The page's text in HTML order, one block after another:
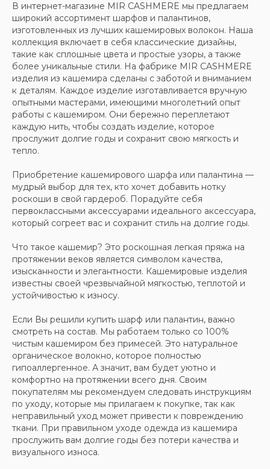
В интернет-магазине MIR CASHMERE мы предлагаем
широкий ассортимент шарфов и палантинов,
изготовленных из лучших кашемировых волокон. Наша
коллекция включает в себя классические дизайны,
такие как сплошные цвета и простые узоры, а также
более уникальные стили. На фабрике MIR CASHMERE
изделия из кашемира сделаны с заботой и вниманием
к деталям. Каждое изделие изготавливается вручную
опытными мастерами, имеющими многолетний опыт
работы с кашемиром. Они бережно переплетают
каждую нить, чтобы создать изделие, которое
прослужит долгие годы и сохранит свою мягкость и
тепло.
Приобретение кашемирового шарфа или палантина —
мудрый выбор для тех, кто хочет добавить нотку
роскоши в свой гардероб. Порадуйте себя
первоклассными аксессуарами идеального аксессуара,
который согреет вас и сохранит стиль на долгие годы.
Что такое кашемир? Это роскошная легкая пряжа на
протяжении веков является символом качества,
изысканности и элегантности. Кашемировые изделия
известны своей чрезвычайной мягкостью, теплотой и
устойчивостью к износу.
Если Вы решили купить шарф или палантин, важно
смотреть на состав. Мы работаем только со 100%
чистым кашемиром без примесей. Это натуральное
органическое волокно, которое полностью
гипоаллергенное. А значит, вам будет уютно и
комфортно на протяжении всего дня. Своим
покупателям мы рекомендуем следовать инструкциям
по уходу, которые мы прилагаем к покупке, так как
неправильный уход может привести к повреждению
ткани. При правильном уходе одежда из кашемира
прослужить вам долгие годы без потери качества и
визуального износа.